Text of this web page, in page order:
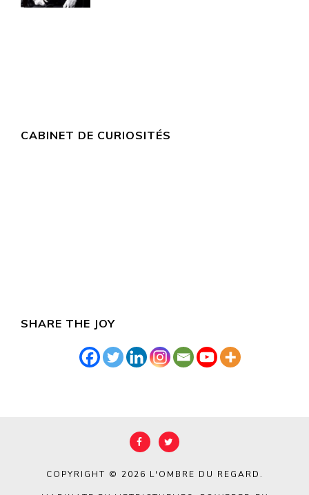
CABINET DE CURIOSITÉS
SHARE THE JOY
COPYRIGHT © 2026 L'OMBRE DU REGARD.